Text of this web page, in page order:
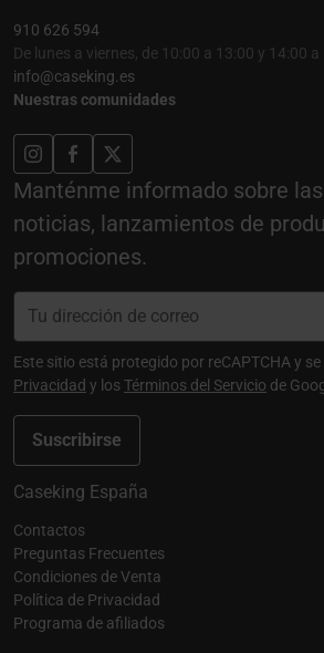
910 626 594
De lunes a viernes, de 10:00 a 13:00 y 14:00 a
info@caseking.es
Nuestras comunidades
Manténme informado sobre
noticias, lanzamientos de
promociones.
Suscribirse
Este sitio está protegido por reCAPTCHA y
Privacidad y losTérminos del Servicio de
Caseking España
Contactos
Preguntas Frecuentes
Condiciones de Venta
Política de Privacidad
Programa de afiliados